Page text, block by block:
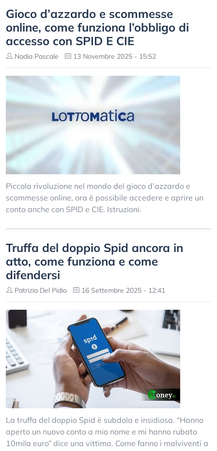
Gioco d’azzardo e scommesse
online, come funziona l’obbligo di
accesso con SPID E CIE
Nadia Pascale 13 Novembre 2025 - 15:52
Piccola rivoluzione nel mondo del gioco d’azzardo e
scommesse online, ora è possibile accedere e aprire un
conto anche con SPID e CIE. Istruzioni.
Truffa del doppio Spid ancora in
atto, come funziona e come
difendersi
Patrizia Del Pidio 16 Settembre 2025 - 12:41
La truffa del doppio Spid è subdola e insidiosa. “Hanno
aperto un nuovo conto a mio nome e mi hanno rubato
10mila euro” dice una vittima. Come fanno i malviventi a